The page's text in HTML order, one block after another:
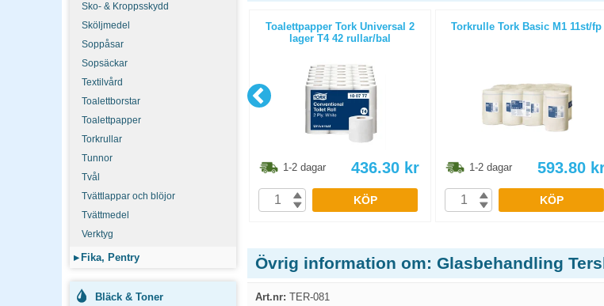
Sko- & Kroppsskydd
Sköljmedel
Soppåsar
Sopsäckar
Textilvård
Toalettborstar
Toalettpapper
Torkrullar
Tunnor
Tvål
Tvättlappar och blöjor
Tvättmedel
Verktyg
▸ Fika, Pentry
Bläck & Toner
Pappershandduk Katrin Plus
Nonstop z-vikt M2 2400st/fp
KÖP
Toalettpapper Tork Universal 2
lager T4 42 rullar/bal
1-2 dagar 436.30 kr
KÖP
Torkrulle Tork Basic M1 11st/fp
1-2 dagar 593.80
KÖP
Övrig information om: Glasbehandling
Art.nr: TER-081